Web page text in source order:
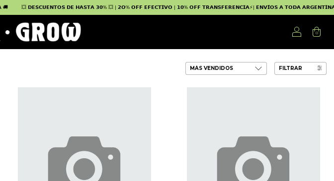
💥 𝗗𝗘𝗦𝗖𝗨𝗘𝗡𝗧𝗢𝗦 𝗗𝗘 𝗛𝗔𝗦𝗧𝗔 𝟯𝟬% 💥 | 𝟮𝗢% 𝗢𝗙𝗙 𝗘𝗙𝗘𝗖𝗧𝗜𝗩𝗢 | 𝟭𝟬% 𝗢𝗙𝗙 𝗧𝗥𝗔𝗡𝗦𝗙𝗘𝗥𝗘𝗡𝗖𝗜𝗔⚡| 𝗘𝗡𝗩𝗜́𝗢𝗦 𝗔 𝗧𝗢𝗗𝗔 𝗔𝗥𝗚𝗘𝗡𝗧𝗜𝗡𝗔 🚚
0
FILTRAR